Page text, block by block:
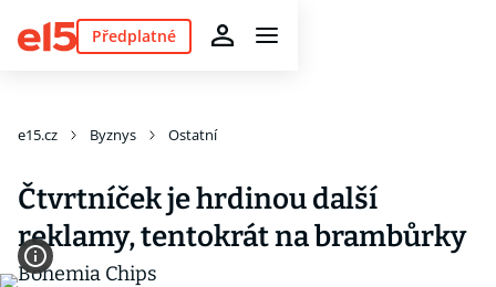
Předplatné
e15.cz Byznys Ostatní
Čtvrtníček je hrdinou další
reklamy, tentokrát na brambůrky